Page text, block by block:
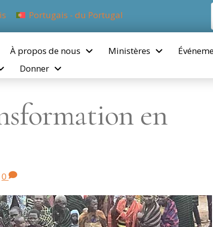
Portugais - du Portugal
À propos de nous Ministères
Donner
en
0